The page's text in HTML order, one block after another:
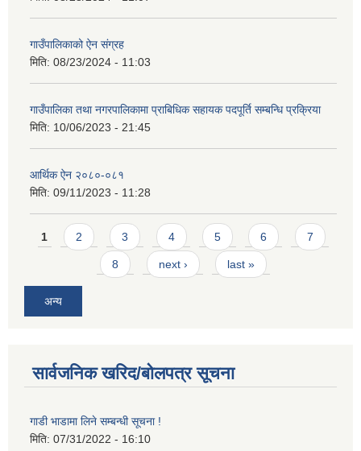
गाउँपालिकाको ऐन संग्रह
मिति: 08/23/2024 - 11:03
गाउँपालिका तथा नगरपालिकामा प्राबिधिक सहायक पदपूर्ति सम्बन्धि प्रक्रिया
मिति: 10/06/2023 - 21:45
आर्थिक ऐन २०८०-०८१
मिति: 09/11/2023 - 11:28
Pages
1 2 3 4 5 6 7
8 next › last »
अन्य
सार्वजनिक खरिद/बोलपत्र सूचना
गाडी भाडामा लिने सम्बन्धी सूचना !
मिति: 07/31/2022 - 16:10